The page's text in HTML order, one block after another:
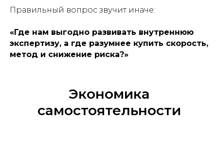
Правильный вопрос звучит иначе:
«Где нам выгодно развивать внутреннюю
экспертизу, а где разумнее купить скорость,
метод и снижение риска?»
Экономика
самостоятельности